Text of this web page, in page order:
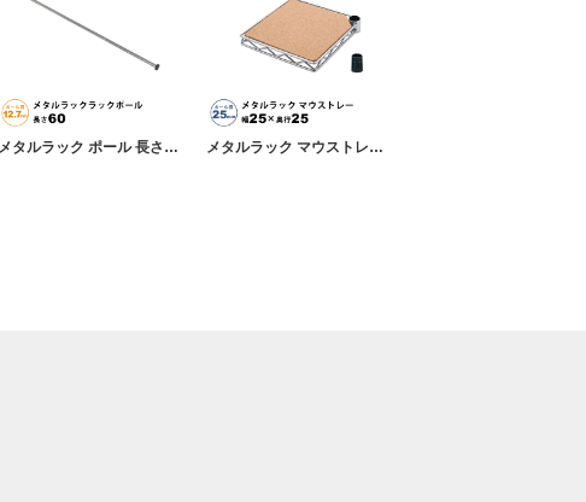
メタルラック ポール 長さ60cm ポール直径12.7mm パーツ ラック 収納 カスタマイズ メタルラック マウストレー 幅約25×奥行約25 固定部品付き ポール直径25mm パーツ ラック 収納 カスタマイズ